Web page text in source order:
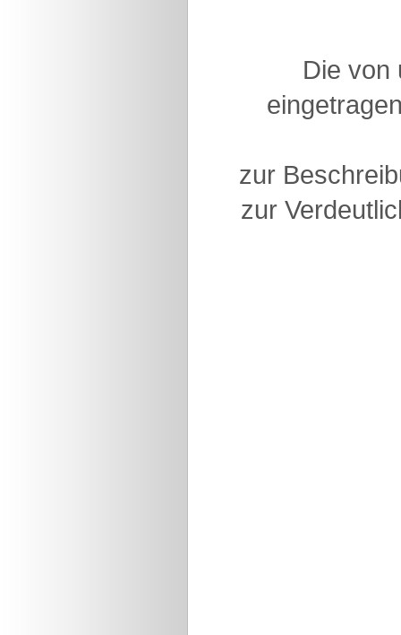
Die von
zur
zur